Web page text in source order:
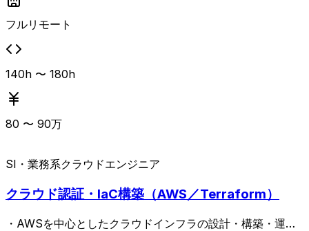
フルリモート
140h 〜 180h
80 〜 90万
SI・業務系クラウドエンジニア
クラウド認証・IaC構築（AWS／Terraform）
・AWSを中心としたクラウドインフラの設計・構築・運